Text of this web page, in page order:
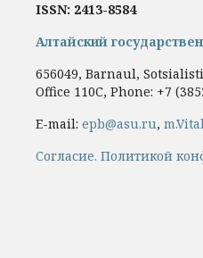
ISSN: 2413-8584
Алтайский
656049, Barnaul,
Office 110C, Phone: +7
E-mail: epb@asu.ru,
Cогласие. Политикой